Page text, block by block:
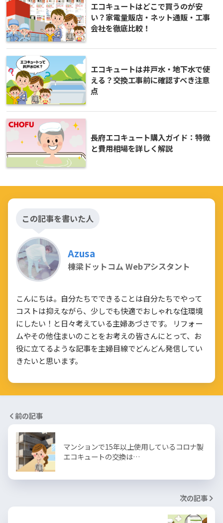
エコキュートはどこで買うのが安
い？家電量販店・ネット通販・工事
会社を徹底比較！
エコキュートは井戸水・地下水で使
える？交換工事前に確認すべき注意
点
長府エコキュート購入ガイド：特徴
と費用相場を詳しく解説
この記事を書いた人
Azusa
棟梁ドットコム Webアシスタント
こんにちは。自分たちでできることは自分たちでやって
コストは抑えながら、少しでも快適でおしゃれな住環境
にしたい！と日々考えている主婦あづさです。 リフォー
ムやその他住まいのことをお考えの皆さんにとって、お
役に立てるような記事を主婦目線でどんどん発信してい
きたいと思います。
前の記事
マンションで15年以上使用しているコロナ製
エコキュートの交換は…
次の記事